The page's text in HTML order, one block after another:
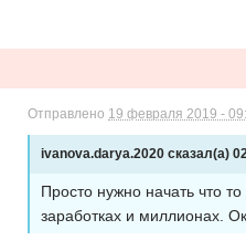
Отправлено 19 февраля 2019 -
ivanova.darya.2020 сказал(а)
Просто нужно начать что
заработках и миллионах.